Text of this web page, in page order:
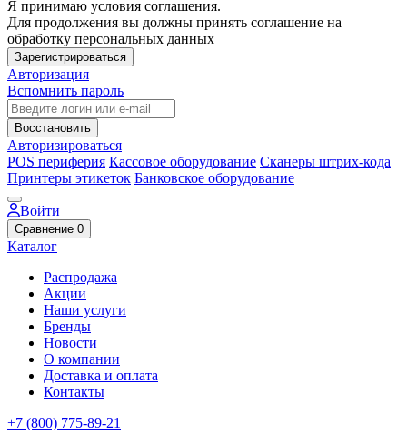
Я принимаю условия соглашения.
Для продолжения вы должны принять соглашение на
обработку персональных данных
Зарегистрироваться
Авторизация
Вспомнить пароль
Восстановить
Авторизироваться
POS периферия Кассовое оборудование Сканеры штрих-кода
Принтеры этикеток Банковское оборудование
Войти
Сравнение 0
Каталог
Распродажа
Акции
Наши услуги
Бренды
Новости
О компании
Доставка и оплата
Контакты
+7 (800) 775-89-21